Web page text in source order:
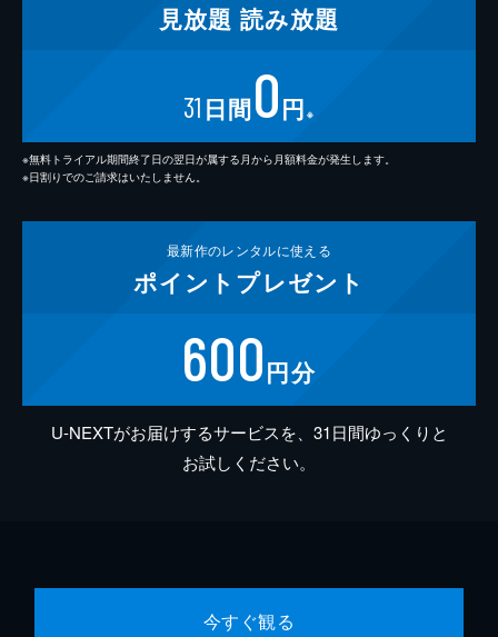
見放題 読み放題
31 日間0円 ※
※無料トライアル期間終了日の翌日が属する月から月額料金が発生します。
※日割りでのご請求はいたしません。
最新作のレンタルに使える
ポイント プレゼント
600円分
U-NEXTがお届けするサービスを、31日間ゆっくりと
お試しください。
今すぐ観る